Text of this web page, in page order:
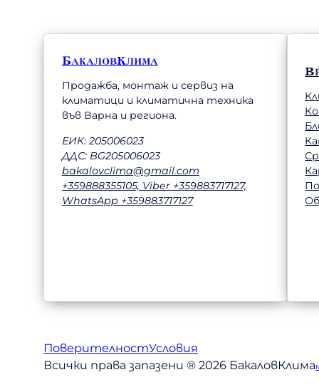
БакаловКлима
Продажба, монтаж и сервиз на
климатици и климатична техника
във Варна и региона.
ЕИК: 205006023
ДДС: BG205006023
bakalovclima@gmail.com
+359888355105, Viber +359883717127,
WhatsApp +359883717127
ПоверителностУсловия
Всички права запазени ® 2026 БакаловКлима